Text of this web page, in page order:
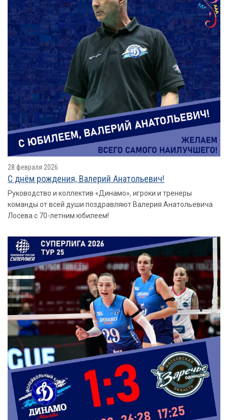
28 февраля 2026
С днём рождения, Валерий Анатольевич!
Руководство и коллектив «Динамо», игроки и тренеры
команды от всей души поздравляют Валерия Анатольевича
Лосева с 70-летним юбилеем!